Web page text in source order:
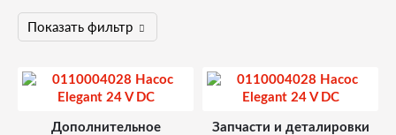
Запчасти для вендинговых автоматов Saeco
Показать фильтр
Дополнительное
Запчасти и деталировки